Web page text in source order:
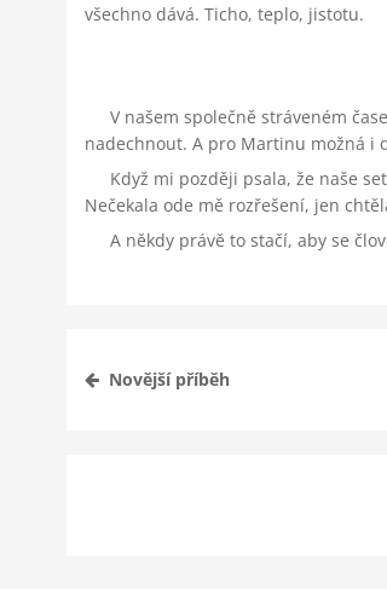
všechno dává. Ticho, teplo, jistotu.
V našem společně stráveném
nadechnout. A pro Martinu možná i
Když mi později psala, že naše
Nečekala ode mě rozřešení, jen
A někdy právě to stačí, aby se
Novější příběh